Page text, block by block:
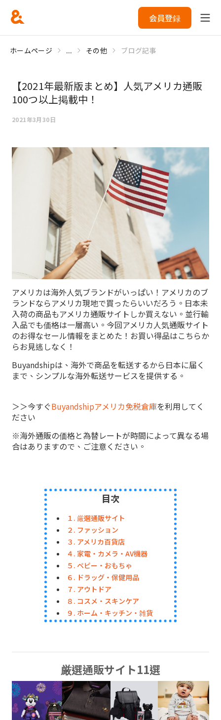
会員登録
ホームページ ... その他 ブログ記事
【2021年最新版まとめ】人気アメリカ通販
100つ以上掲載中！
2021年3月30日
アメリカは海外人気ブランドがいっぱい！アメリカのブ
ランドならアメリカ現地で買ったらいいだろう。日本未
入荷の商品もアメリカ通販サイトしか買えない。並行輸
入品でも価格は一層高い。今回アメリカ人気通販サイト
のお得なセール情報をまとめた！お買い得品はこちらか
らお見逃しなく！
Buyandshipは、海外で商品を転送するから日本に届く
まで、シンプルな海外転送サービスを提供する。
＞＞今すぐBuyandshipアメリカ免税倉庫を利用してく
ださい
※海外通販の価格と為替レートが時間によって異なる場
合はありますので、ご注意ください。
目次
１. 厳選通販サイト
２. ファッション
３. アメリカ百貨店
４. 家電・カメラ・AV機器
５. ベビー・おもちゃ
６. ドラッグ・保健用品
７. アウトドア
８. コスメ・スキンケア
９. ホーム・キッチン・雑貨
厳選通販サイト11選